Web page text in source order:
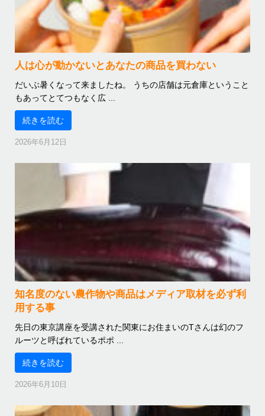
人は心が動かないとあなたの商品を買わない
だいぶ暑くなって来ましたね。 うちの店舗は元倉庫ということ
もあってとてつもなく広 ...
続きを読む
2026年6月12日
知名度のない農作物や商品はメディア取材を必ず利
用する事
先日の東京講座を受講された関東にお住まいのTさんは幻のフ
ルーツと呼ばれているポポ ...
続きを読む
2026年6月10日